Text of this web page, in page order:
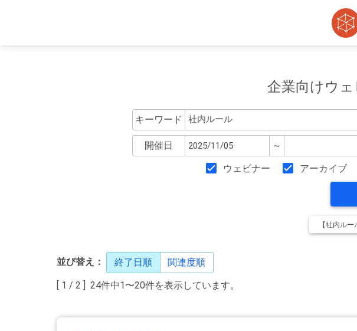
企業向けウ
キーワード
開催日 ～
ウェビナー アーカイブ
【社内ル
並び替え： 終了日順 関連度順
[ 1 / 2 ] 24件中1〜20件を表示しています。